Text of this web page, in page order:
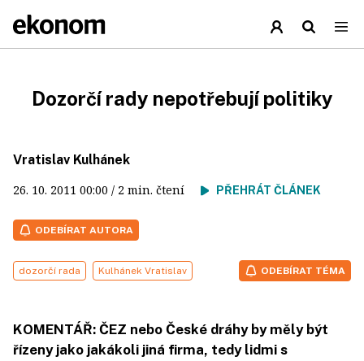
Dozorčí rady nepotřebují politiky
Vratislav Kulhánek
26. 10. 2011 00:00 / 2 min. čtení PŘEHRÁT ČLÁNEK
ODEBÍRAT AUTORA
dozorčí rada Kulhánek Vratislav ODEBÍRAT TÉMA
KOMENTÁŘ: ČEZ nebo České dráhy by měly být
řízeny jako jakákoli jiná firma, tedy lidmi s